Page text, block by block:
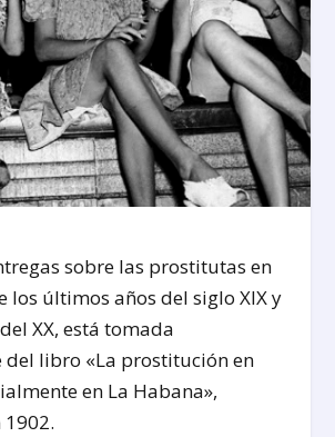
sobre las prostitutas en
los últimos años del siglo XIX y
XX, está tomada
libro «La prostitución en
en La Habana»,